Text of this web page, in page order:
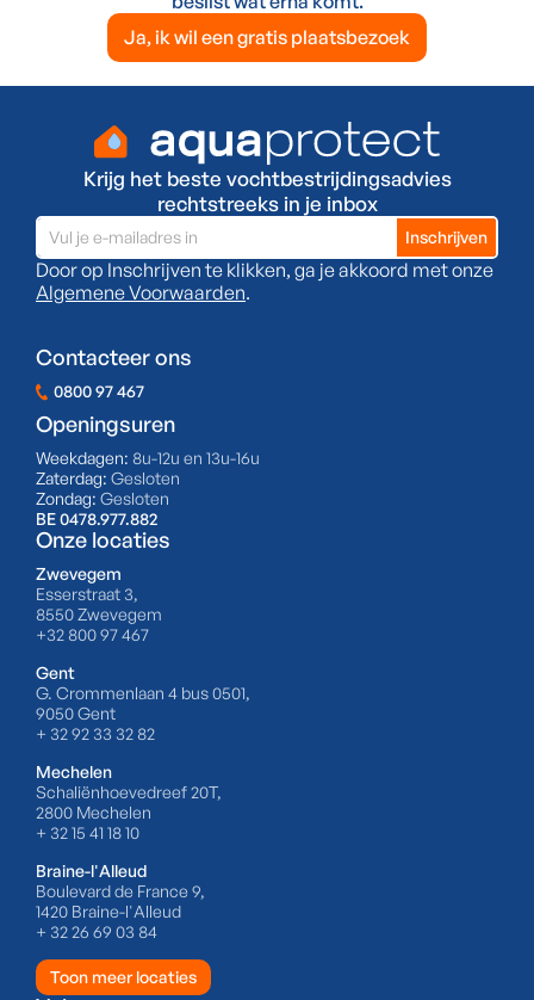
Ja, ik wil een gratis plaatsbezoek
Krijg het beste vochtbestrijdingsadvies
rechtstreeks in je inbox
Door op Inschrijven te klikken, ga je akkoord met onze
Algemene Voorwaarden.
Contacteer ons
0800 97 467
Openingsuren
Weekdagen: 8u-12u en 13u-16u
Zaterdag: Gesloten
Zondag: Gesloten
BE 0478.977.882
Onze locaties
Zwevegem
Esserstraat 3,
8550 Zwevegem
+32 800 97 467
Gent
G. Crommenlaan 4 bus 0501,
9050 Gent
+ 32 92 33 32 82
Mechelen
Schaliënhoevedreef 20T,
2800 Mechelen
+ 32 15 41 18 10
Braine-l'Alleud
Boulevard de France 9,
1420 Braine-l'Alleud
+ 32 26 69 03 84
Toon meer locaties